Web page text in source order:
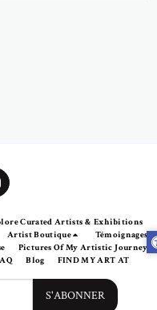
Curated Artists & Exhibitions
Artist Boutique
Témoignages
Pictures Of My Artistic Journey
Blog FIND MY ART AT
S'ABONNER